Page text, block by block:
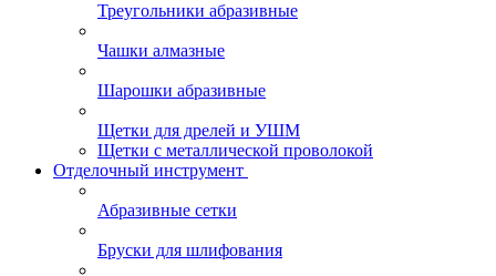
Треугольники абразивные
Чашки алмазные
Шарошки абразивные
Щетки для дрелей и УШМ
Щетки с металлической проволокой
Отделочный инструмент
Абразивные сетки
Бруски для шлифования